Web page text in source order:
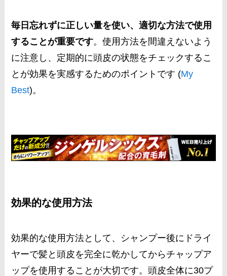
毎日忘れずに正しい量を使い、適切な方法で使用
することが重要です。使用方法を間違えないよう
に注意し、定期的に頭皮の状態をチェックするこ
とが効果を実感するためのポイントです​ (My
Best)​。
効果的な使用方法
効果的な使用方法として、シャンプー後にドライ
ヤーで髪と頭皮を完全に乾かしてからチャップア
ップを使用することが大切です。頭皮全体に30プ